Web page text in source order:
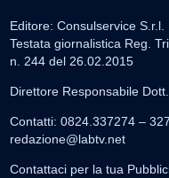
Editore: Consulservice S.r.l.
Testata giornalistica Reg.
n. 244 del 26.02.2015
Direttore Responsabile
Contatti: 0824.337274 –
redazione@labtv.net
Contattaci per la tua